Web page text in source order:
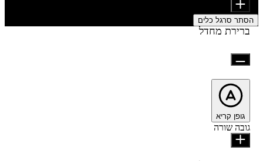
הסתר סרגל כלים
ברירת מחדל
גופן קריא
גובה שורה